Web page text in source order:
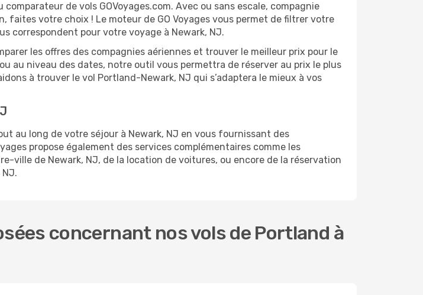
de vols GOVoyages.com. Avec ou sans escale, compagnie
votre choix ! Le moteur de GO Voyages vous permet de filtrer votre
correspondent pour votre voyage à Newark, NJ.
les offres des compagnies aériennes et trouver le meilleur prix pour le
au niveau des dates, notre outil vous permettra de réserver au prix le plus
à trouver le vol Portland-Newark, NJ qui s’adaptera le mieux à vos
au long de votre séjour à Newark, NJ en vous fournissant des
propose également des services complémentaires comme les
ville de Newark, NJ, de la location de voitures, ou encore de la réservation
concernant nos vols de Portland à